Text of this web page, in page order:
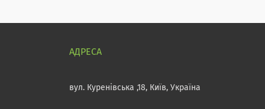
вул. Куренівська ,18, Київ, Україна